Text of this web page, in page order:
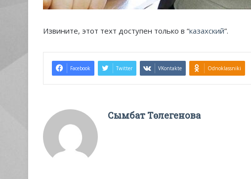
Извините, этот техт доступен только в “казахский”.
Facebook Twitter VKontakte Odnoklassniki
Сымбат Төлегенова